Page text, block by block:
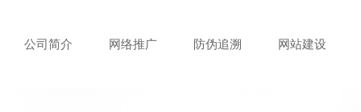
公司简介 网络推广 防伪追溯 网站建设